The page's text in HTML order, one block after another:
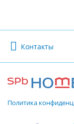
Контакты
Политика